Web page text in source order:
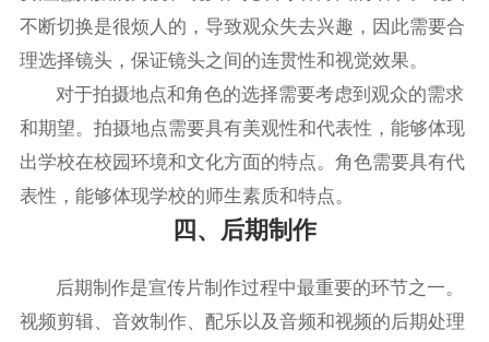
不断切换是很烦人的，导致观众失去兴趣，因此需要合
理选择镜头，保证镜头之间的连贯性和视觉效果。
对于拍摄地点和角色的选择需要考虑到观众的需求
和期望。拍摄地点需要具有美观性和代表性，能够体现
出学校在校园环境和文化方面的特点。角色需要具有代
表性，能够体现学校的师生素质和特点。
四、后期制作
后期制作是宣传片制作过程中最重要的环节之一。
视频剪辑、音效制作、配乐以及音频和视频的后期处理